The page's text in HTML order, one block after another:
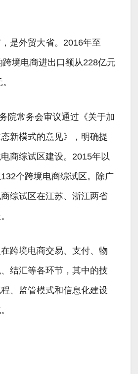
是外贸大省。2016年至
跨境电商进出口额从228亿元
院常务会审议通过《关于加
新模式的意见》，明确提
商综试区建设。2015年以
个跨境电商综试区。除广
综试区在江苏、浙江两省
跨境电商交易、支付、物
结汇等各环节，其中的技
、监管模式和信息化建设